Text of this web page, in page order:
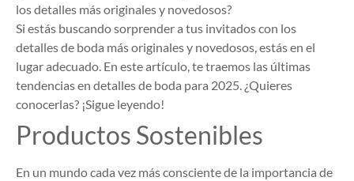
los detalles más originales y novedosos?
Si estás buscando sorprender a tus invitados con los
detalles de boda más originales y novedosos, estás en el
lugar adecuado. En este artículo, te traemos las últimas
tendencias en detalles de boda para 2025. ¿Quieres
conocerlas? ¡Sigue leyendo!
Productos Sostenibles
En un mundo cada vez más consciente de la importancia de